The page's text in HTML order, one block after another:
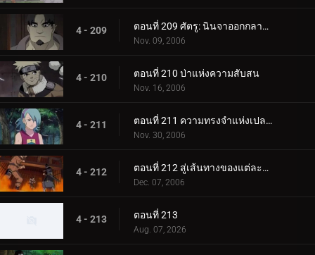
4 - 209 ตอนที่ 209 ศัตรู: นินจาออกกลางคัน
Nov. 09, 2006
4 - 210 ตอนที่ 210 ป่าแห่งความสับสน
Nov. 16, 2006
4 - 211 ตอนที่ 211 ความทรงจำแห่งเปลวไฟ
Nov. 30, 2006
4 - 212 ตอนที่ 212 สู่เส้นทางของแต่ละคน
Dec. 07, 2006
4 - 213 ตอนที่ 213
Aug. 07, 2026